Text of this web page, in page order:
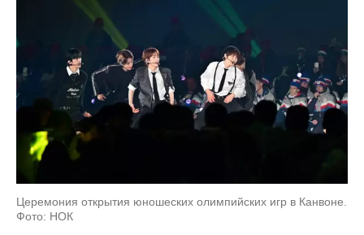
Церемония открытия юношеских олимпийских игр в Канвоне.
Фото: НОК